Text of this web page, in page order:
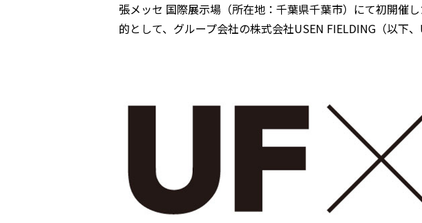
張メッセ 国際展示場（所在地：千葉県千葉市）にて初開催
的として、グループ会社の株式会社USEN FIELDING（以下